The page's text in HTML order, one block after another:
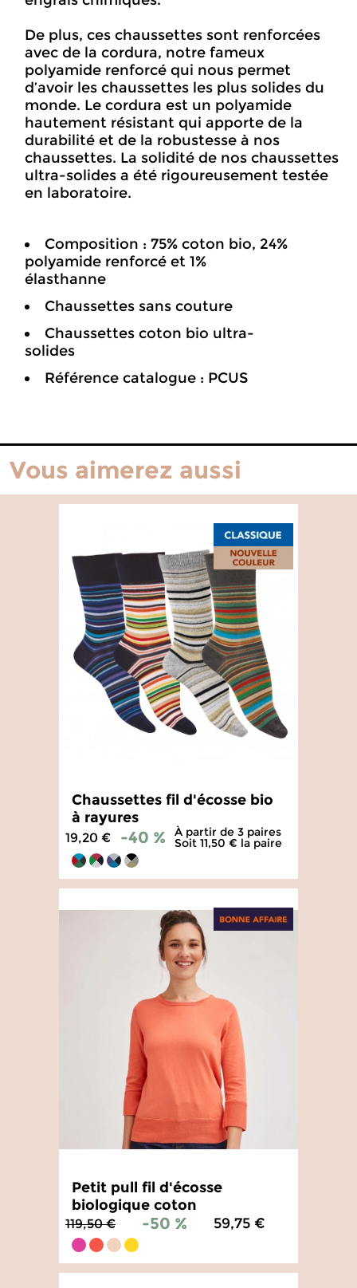
De plus, ces chaussettes sont renforcées
avec de la cordura, notre fameux
polyamide renforcé qui nous permet
d’avoir les chaussettes les plus solides du
monde. Le cordura est un polyamide
hautement résistant qui apporte de la
durabilité et de la robustesse à nos
chaussettes. La solidité de nos chaussettes
ultra-solides a été rigoureusement testée
en laboratoire.
Composition : 75% coton bio, 24%
polyamide renforcé et 1%
élasthanne
Chaussettes sans couture
Chaussettes coton bio ultra-
solides
Référence catalogue : PCUS
Vous aimerez aussi
Chaussettes fil d'écosse bio
à rayures
19,20 € -40 % À partir de 3 paires
Soit 11,50 € la paire
Petit pull fil d'écosse
biologique coton
119,50 € -50 % 59,75 €